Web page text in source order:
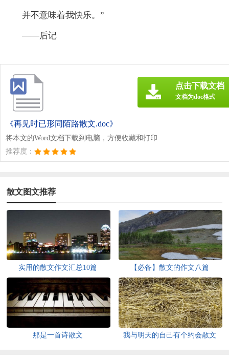
并不意味着我快乐。”
——后记
《再见时已形同陌路散文.doc》
将本文的Word文档下载到电脑，方便收藏和打印
推荐度：
点击下载文档
文档为doc格式
散文图文推荐
实用的散文作文汇总10篇 【必备】散文的作文八篇
那是一首诗散文 我与明天的自己有个约会散文